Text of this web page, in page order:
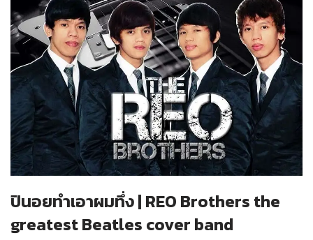
ปินอยทำเอาผมทึ่ง | REO Brothers the
greatest Beatles cover band